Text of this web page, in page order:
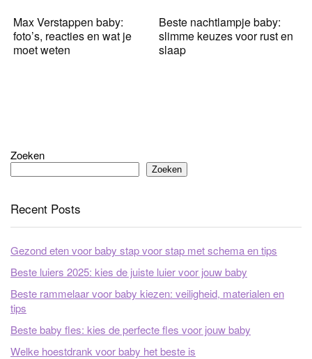
Max Verstappen baby:
foto’s, reacties en wat je
moet weten
Beste nachtlampje baby:
slimme keuzes voor rust en
slaap
Zoeken
Zoeken
Recent Posts
Gezond eten voor baby stap voor stap met schema en tips
Beste luiers 2025: kies de juiste luier voor jouw baby
Beste rammelaar voor baby kiezen: veiligheid, materialen en
tips
Beste baby fles: kies de perfecte fles voor jouw baby
Welke hoestdrank voor baby het beste is